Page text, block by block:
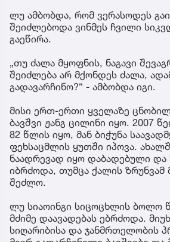
ლუ ამბობდა, რომ ვერასოდეს
შეიძლებოდა ვინმეს ჩვილი
გაეწირა.
„თუ ძალა მყოფნის, ნაგავი
შეიძლება არ მქონდეს ძალა,
გადავარჩინო?“ - ამბობდა იგი.
მისი ერთ-ერთი ყველაზე
ბავშვი ჟანგ ცილინი იყო. 2007
82 წლის იყო, მან ბიჭუნა
ფეხსაცმლის ყუთში იპოვა.
ნაადრევად იყო დაბადებული
იბრძოდა, თუმცა ქალის ზრუნვამ
შეძლო.
ლუ სიაოინგი სიცოცხლის ბოლო
მძიმე დაავადებას ებრძოდა.
სიღარიბისა და ჯანმრთელობის